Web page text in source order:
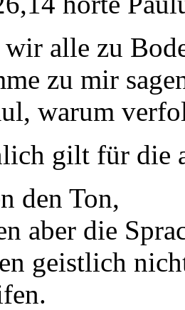
wir alle zu
zu mir
warum
gilt für die
den Ton,
aber die
geistlich